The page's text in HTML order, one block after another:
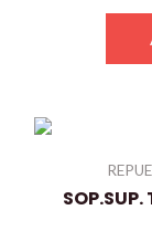
SOP.SUP.